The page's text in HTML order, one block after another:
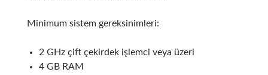
Minimum sistem gereksinimleri:
2 GHz çift çekirdek işlemci veya üzeri
4 GB RAM